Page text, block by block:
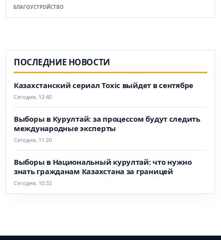
БЛАГОУСТРОЙСТВО
ПОСЛЕДНИЕ НОВОСТИ
Казахстанский сериал Toxic выйдет в сентябре
Сегодня, 12:40
Выборы в Курултай: за процессом будут следить
международные эксперты
Сегодня, 11:20
Выборы в Национальный курултай: что нужно
знать гражданам Казахстана за границей
Сегодня, 10:32